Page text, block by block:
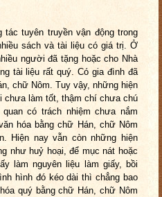
tuyên truyền vận động trong
sách và tài liệu có giá trị. Ở
người đã tặng hoặc cho Nhà
tài liệu rất quý. Có gia đình đã
chữ Nôm. Tuy vậy, những hiện
chưa làm tốt, thậm chí chưa chú
có trách nhiệm chưa nắm
hóa bằng chữ Hán, chữ Nôm
Hiện nay vẫn còn những hiện
như huỷ hoại, để mục nát hoặc
làm nguyên liệu làm giấy, bồi
hình đó kéo dài thì chẳng bao
quý bằng chữ Hán, chữ Nôm